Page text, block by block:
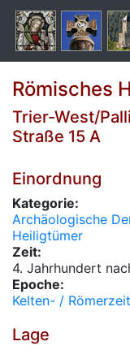
Römisches
Trier-West/
Straße 15 A
Einordnung
Kategorie:
Archäologische
Heiligtümer
Zeit:
4. Jahrhundert
Epoche:
Kelten- / Römerzeit
Lage